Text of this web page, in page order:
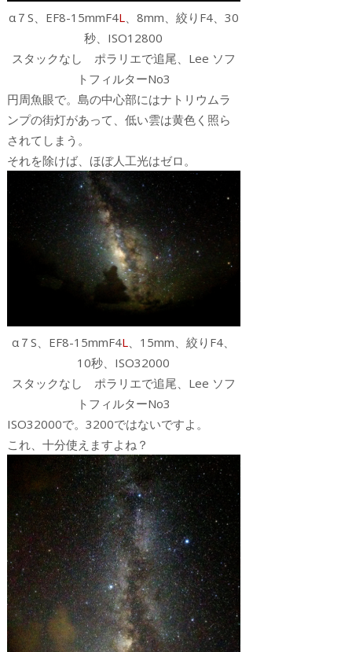
α７S、EF8-15mmF4L 、8mm、絞りF4、30
秒、ISO12800
スタックなし ポラリエで追尾、Lee ソフ
トフィルターNo3
円周魚眼で。島の中心部にはナトリウムラ
ンプの街灯があって、低い雲は黄色く照ら
されてしまう。
それを除けば、ほぼ人工光はゼロ。
α７S、EF8-15mmF4L、15mm、絞りF4、
10秒、ISO32000
スタックなし ポラリエで追尾、Lee ソフ
トフィルターNo3
ISO32000で。3200ではないですよ。
これ、十分使えますよね？